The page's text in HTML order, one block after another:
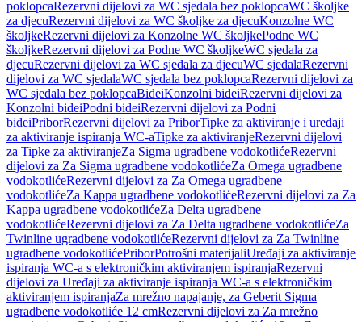
poklopcaRezervni dijelovi za WC sjedala bez poklopcaWC školjke
za djecuRezervni dijelovi za WC školjke za djecuKonzolne WC
školjkeRezervni dijelovi za Konzolne WC školjkePodne WC
školjkeRezervni dijelovi za Podne WC školjkeWC sjedala za
djecuRezervni dijelovi za WC sjedala za djecuWC sjedalaRezervni
dijelovi za WC sjedalaWC sjedala bez poklopcaRezervni dijelovi za
WC sjedala bez poklopcaBideiKonzolni bideiRezervni dijelovi za
Konzolni bideiPodni bideiRezervni dijelovi za Podni
bideiPriborRezervni dijelovi za PriborTipke za aktiviranje i uređaji
za aktiviranje ispiranja WC-aTipke za aktiviranjeRezervni dijelovi
za Tipke za aktiviranjeZa Sigma ugradbene vodokotlićeRezervni
dijelovi za Za Sigma ugradbene vodokotlićeZa Omega ugradbene
vodokotlićeRezervni dijelovi za Za Omega ugradbene
vodokotlićeZa Kappa ugradbene vodokotlićeRezervni dijelovi za Za
Kappa ugradbene vodokotlićeZa Delta ugradbene
vodokotlićeRezervni dijelovi za Za Delta ugradbene vodokotlićeZa
Twinline ugradbene vodokotlićeRezervni dijelovi za Za Twinline
ugradbene vodokotlićePriborPotrošni materijaliUređaji za aktiviranje
ispiranja WC-a s elektroničkim aktiviranjem ispiranjaRezervni
dijelovi za Uređaji za aktiviranje ispiranja WC-a s elektroničkim
aktiviranjem ispiranjaZa mrežno napajanje, za Geberit Sigma
ugradbene vodokotliće 12 cmRezervni dijelovi za Za mrežno